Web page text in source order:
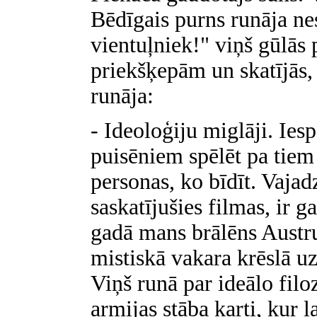
Bēdīgais purns runāja
vientuļniek!" viņš gūlās
priekšķepām un
runāja:
- Ideoloģiju miglāji.
puisēniem spēlēt pa
personas, ko bīdīt.
saskatījušies filmas, ir
gadā mans brālēns
mistiskā vakara krēslā
Viņš runā par ideālo
armijas stāba karti, kur